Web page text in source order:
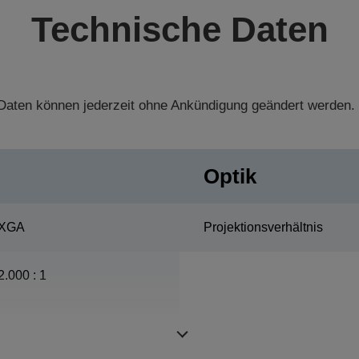
Technische Daten
können jederzeit ohne Ankündigung geändert werden.
: 1
Optik
Projektionsverhältnis